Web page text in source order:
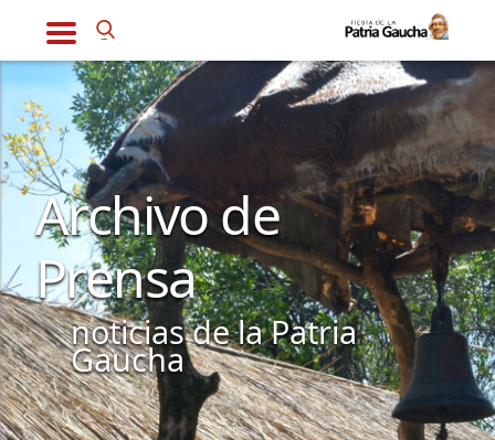
Archivo de
Prensa
noticias de la Patria
Gaucha